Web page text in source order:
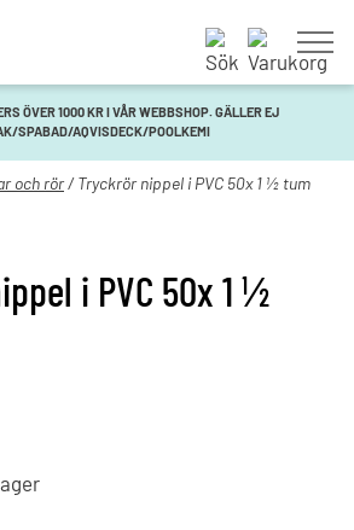
ÖVER 1000 KR I VÅR WEBBSHOP. GÄLLER EJ
SPABAD/AQVISDECK/POOLKEMI
och rör/ Tryckrör nippel i PVC 50x 1 ½ tum
i PVC 50x 1 ½